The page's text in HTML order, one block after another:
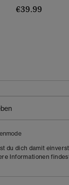
€39.99
du dich damit
Informationen